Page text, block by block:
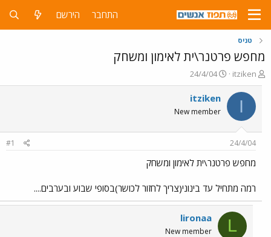
התחבר הירשם
טניס
מחפש פרטנר\ית לאימון ומשחק
פ
ו
ת
ח
ה
ש
א
itziken
פ
ו
ר
ם
ר
ך
24/4/04
I
itziken
New member
24/4/04
#1
מחפש פרטנר\ית לאימון ומשחק
רמה מתחיל עד בינוני(צריך לחזור לכושר)בסופי שבוע ובערבים....
L
lironaa
New member